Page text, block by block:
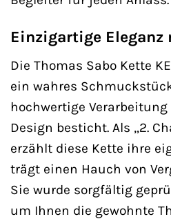
Einzigartige
Die Thomas Sabo Kette
ein wahres
hochwertige
Design besticht. Als „2.
erzählt diese Kette ihre
trägt einen Hauch von
Sie wurde sorgfältig
um Ihnen die gewohnte